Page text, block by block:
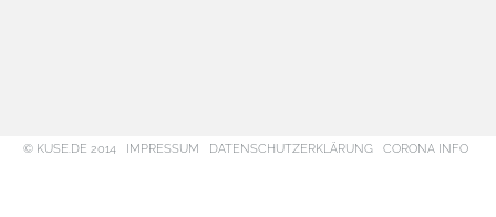
© KUSE.DE 2014 IMPRESSUM DATENSCHUTZERKLÄRUNG CORONA INFO